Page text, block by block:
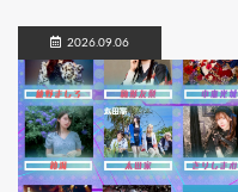
2026.09.06